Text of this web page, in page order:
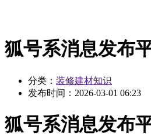
狐号系消息发布
分类： 装修建材知识
发布时间： 2026-03-01 06:23
狐号系消息发布